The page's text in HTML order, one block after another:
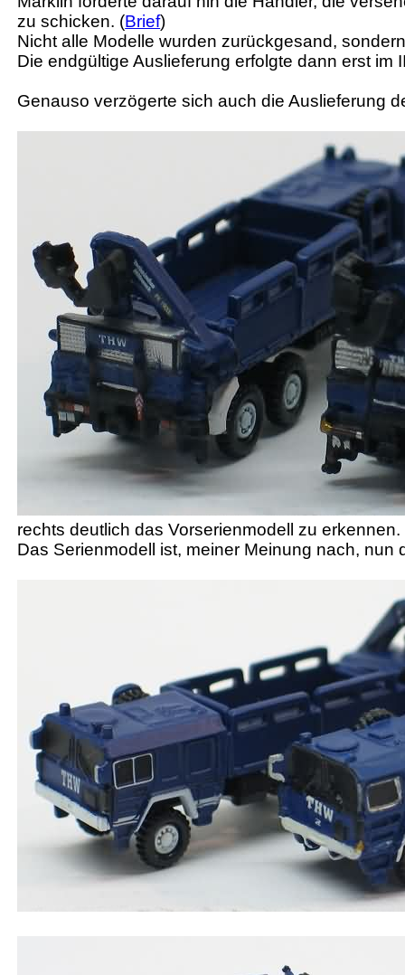
zu schicken. (Brief)
Nicht alle Modelle wurden zurückgesand,
Die endgültige Auslieferung erfolgte dann erst im
Genauso verzögerte sich auch die Auslieferung
rechts deutlich das Vorserienmodell zu
Das Serienmodell ist, meiner Meinung nach,